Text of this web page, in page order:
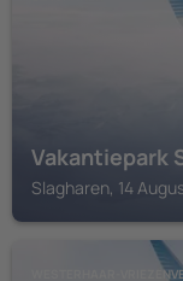
Vakantiepark
Slagharen, 14
WESTERHAAR-